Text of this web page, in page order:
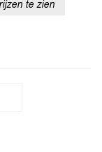
te zien